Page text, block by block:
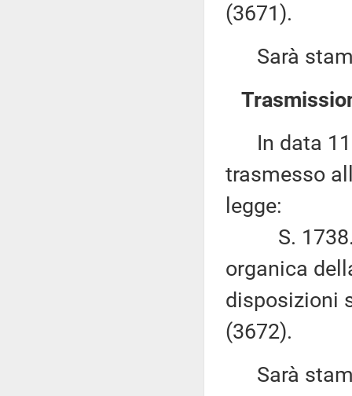
(3671).
Sarà
In data 11
trasmesso
legge:
S. 1738. –
organica
disposizioni
(3672).
Sarà